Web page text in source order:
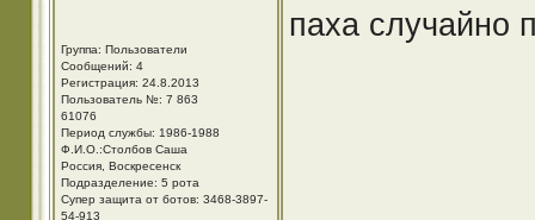
Группа: Пользователи
Сообщений: 4
Регистрация: 24.8.2013
Пользователь №: 7 863
61076
Период службы: 1986-1988
Ф.И.О.:Столбов Саша
Россия, Воскресенск
Подразделение: 5 рота
Супер защита от ботов: 3468-3897-
54-913
паха случайно